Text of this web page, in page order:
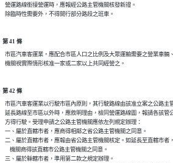
  營運路線銜接營運時，應報經公路主管機關核發新證。
第 41 條
市區汽車客運業，應配合市區人口之比例及大眾運輸需要之營業車輛
第 42 條
市區汽車客運業以行駛市區內原則，其行駛路線由該准立案之公路主
延長路線至市區以外時，應敘明理由，檢同營運路線圖，報請各該管
  方得行駛。受理申請之公路主管機關應依左列規定辦理：
  一、屬於直轄市者，應商得相鄰之省公路主管機關之同意。
二、屬於直轄市者，應報由省公路主管機關核定。如延長至直轄市者
      機關商得該直轄市公路主管機關之同意。
  三、屬於縣轄市者，準用第二款之規定辦理。